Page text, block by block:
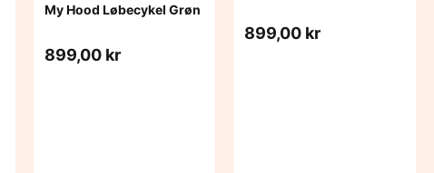
My Hood Løbecykel Grøn
899,00 kr
899,00 kr